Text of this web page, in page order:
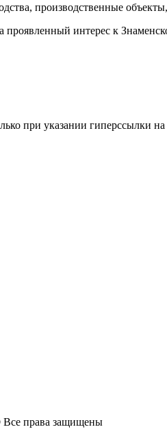
производственные
интерес к
при указании гиперсcылки
Все права защищены